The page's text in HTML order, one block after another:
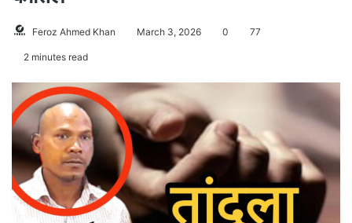
Feroz Ahmed Khan March 3, 2026 0 77
2 minutes read